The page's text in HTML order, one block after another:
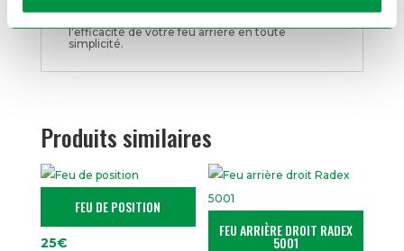
Commandez dès maintenant votre
l’efficacité de votre feu arrière en toute
simplicité.
Produits similaires
FEU DE POSITION
25€
FEU ARRIÈRE DROIT RADEX
5001